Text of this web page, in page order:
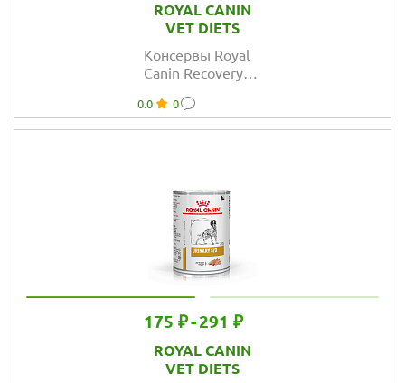
ROYAL CANIN
VET DIETS
Консервы Royal
Canin Recovery
собак в период
анорексии и
0.0 0
175 ₽- 291 ₽
ROYAL CANIN
VET DIETS